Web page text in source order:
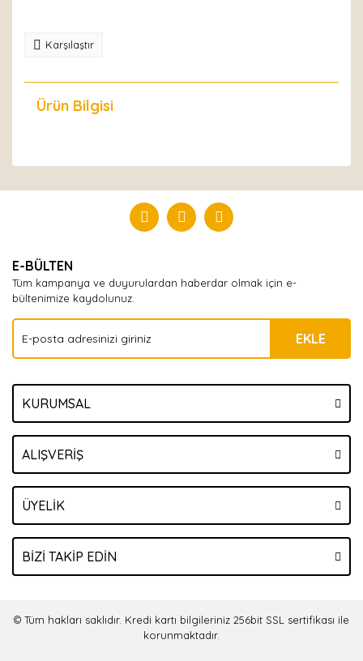
Karşılaştır
Ürün Bilgisi
Yorum Yaz
E-BÜLTEN
Tüm kampanya ve duyurulardan haberdar olmak için e-
bültenimize kaydolunuz.
EKLE
KURUMSAL
ALIŞVERİŞ
ÜYELİK
BİZİ TAKİP EDİN
© Tüm hakları saklıdır. Kredi kartı bilgileriniz 256bit SSL sertifikası ile
korunmaktadır.